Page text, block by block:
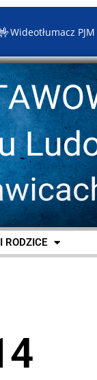
Wideotłumacz PJM
RODZICE